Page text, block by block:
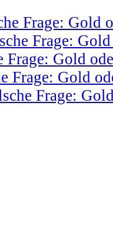
Frage: Gold
Frage:
Frage: Gold
Frage: Gold
Frage: